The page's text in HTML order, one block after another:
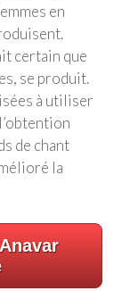
en
certain que
se produit.
à utiliser
de chant
la